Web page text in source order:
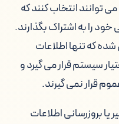
انتخاب کنند که
را به اشتراک بگذارند.
که تنها اطلاعات
سیستم قرار می گیرد و
قرار نمی گیرند.
یا بروزرسانی اطلاعات